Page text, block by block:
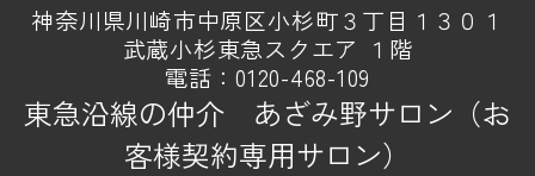
神奈川県川崎市中原区小杉町３丁目１３０１
武蔵小杉東急スクエア １階
電話：0120-468-109
東急沿線の仲介 あざみ野サロン（お
客様契約専用サロン）